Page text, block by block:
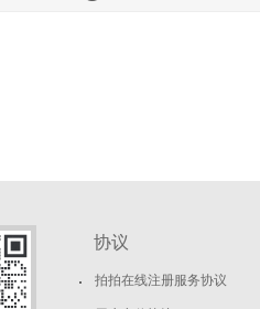
协议
拍拍在线注册服务协议